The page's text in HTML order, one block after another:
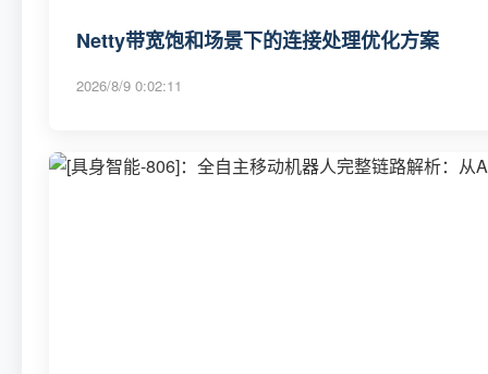
Netty带宽饱和场景下的连接处理优化方案
2026/8/9 0:02:11